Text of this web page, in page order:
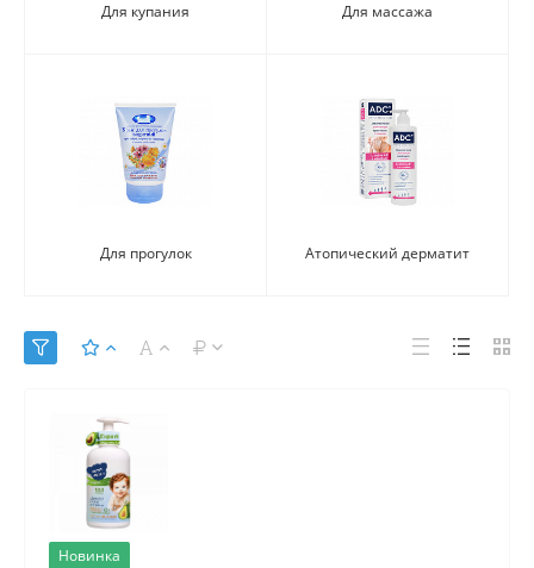
Для купания Для массажа
Для прогулок Атопический дерматит
Новинка